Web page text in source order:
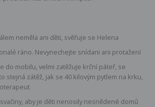
neměla ani děti, svěřuje se Helena
ráno. Nevynechejte snídani ani protažení
do mobilu, velmi zatěžuje krční páteř, se
stejná zátěž, jak se 40 kilovým pytlem na krku,
aby je děti nenosily nesnědené domů